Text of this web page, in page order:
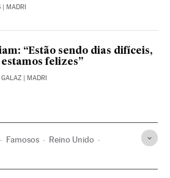
| MADRI
“Estão sendo dias difíceis,
felizes”
| MADRI
Famosos Reino Unido